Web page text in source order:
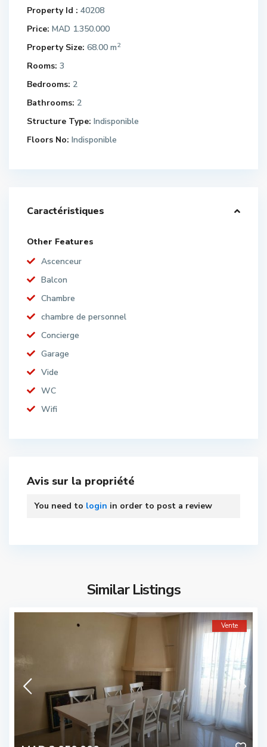
Property Id : 40208
Price: MAD 1.350.000
Property Size: 68.00 m2
Rooms: 3
Bedrooms: 2
Bathrooms: 2
Structure Type: Indisponible
Floors No: Indisponible
Caractéristiques
Other Features
Ascenceur
Balcon
Chambre
chambre de personnel
Concierge
Garage
Vide
WC
Wifi
Avis sur la propriété
You need to login in order to post a review
Similar Listings
Vente